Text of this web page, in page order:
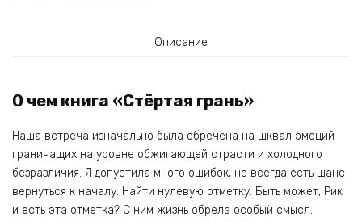
Описание
О чем книга «Стёртая грань»
Наша встреча изначально была обречена на шквал эмоций
граничащих на уровне обжигающей страсти и холодного
безразличия. Я допустила много ошибок, но всегда есть шанс
вернуться к началу. Найти нулевую отметку. Быть может, Рик
и есть эта отметка? С ним жизнь обрела особый смысл.